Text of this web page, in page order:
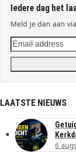
Iedere dag het
Meld je dan aan
Email
address
LAATSTE NIEUWS
6